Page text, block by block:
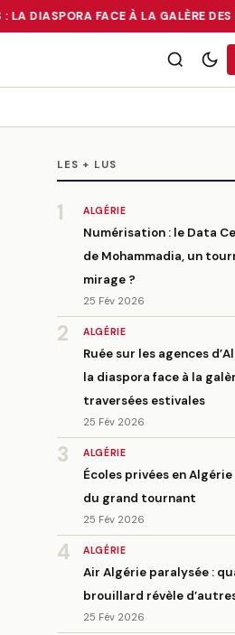
DIASPORA FACE À LA GALÈRE DES
: LA DIASPORA FACE À LA GALÈRE
LES + LUS
1 ALGÉRIE
Numérisation : le Data
de Mohammadia, un
mirage ?
25 Fév 2026
2 ALGÉRIE
Ruée sur les agences
la diaspora face à la
traversées estivales
25 Fév 2026
3 ALGÉRIE
Écoles privées en Algérie
du grand tournant
25 Fév 2026
4 ALGÉRIE
Air Algérie paralysée :
brouillard révèle
25 Fév 2026